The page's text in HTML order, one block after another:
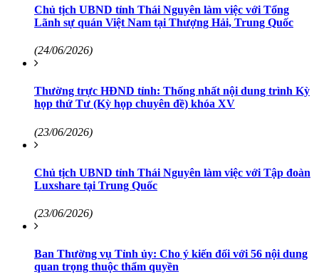
Chủ tịch UBND tỉnh Thái Nguyên làm việc với Tổng
Lãnh sự quán Việt Nam tại Thượng Hải, Trung Quốc
(24/06/2026)
Thường trực HĐND tỉnh: Thống nhất nội dung trình Kỳ
họp thứ Tư (Kỳ họp chuyên đề) khóa XV
(23/06/2026)
Chủ tịch UBND tỉnh Thái Nguyên làm việc với Tập đoàn
Luxshare tại Trung Quốc
(23/06/2026)
Ban Thường vụ Tỉnh ủy: Cho ý kiến đối với 56 nội dung
quan trọng thuộc thẩm quyền